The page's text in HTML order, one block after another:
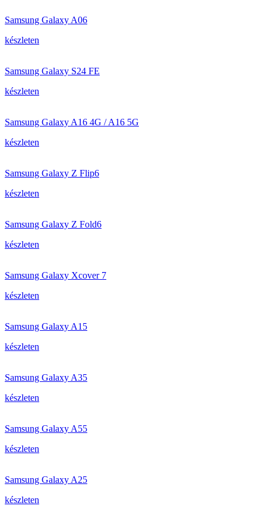
Samsung Galaxy A06
készleten
Samsung Galaxy S24 FE
készleten
Samsung Galaxy A16 4G / A16 5G
készleten
Samsung Galaxy Z Flip6
készleten
Samsung Galaxy Z Fold6
készleten
Samsung Galaxy Xcover 7
készleten
Samsung Galaxy A15
készleten
Samsung Galaxy A35
készleten
Samsung Galaxy A55
készleten
Samsung Galaxy A25
készleten